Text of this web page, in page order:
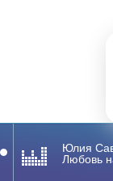
Юлия
Любовь